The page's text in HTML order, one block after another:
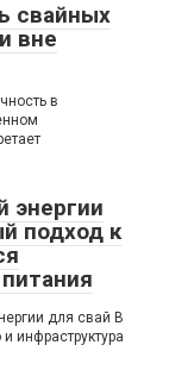
свайных
вне
в
энергии
подход к
для свай В
инфраструктура